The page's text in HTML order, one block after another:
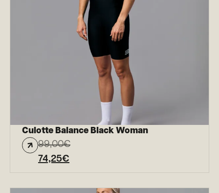
Culotte Balance Black Woman
99,00€
74,25€